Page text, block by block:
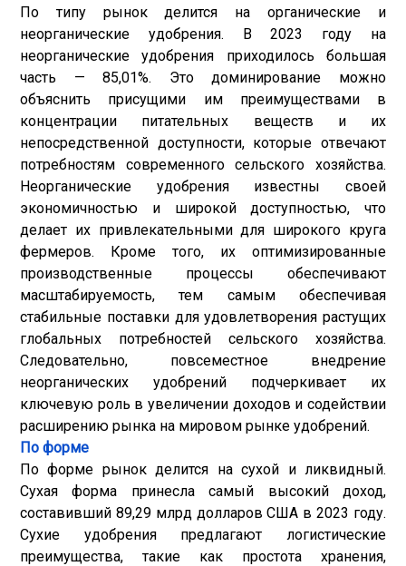
По типу рынок делится на органические и
неорганические удобрения. В 2023 году на
неорганические удобрения приходилось большая
часть — 85,01%. Это доминирование можно
объяснить присущими им преимуществами в
концентрации питательных веществ и их
непосредственной доступности, которые отвечают
потребностям современного сельского хозяйства.
Неорганические удобрения известны своей
экономичностью и широкой доступностью, что
делает их привлекательными для широкого круга
фермеров. Кроме того, их оптимизированные
производственные процессы обеспечивают
масштабируемость, тем самым обеспечивая
стабильные поставки для удовлетворения растущих
глобальных потребностей сельского хозяйства.
Следовательно, повсеместное внедрение
неорганических удобрений подчеркивает их
ключевую роль в увеличении доходов и содействии
расширению рынка на мировом рынке удобрений.
По форме
По форме рынок делится на сухой и ликвидный.
Сухая форма принесла самый высокий доход,
составивший 89,29 млрд долларов США в 2023 году.
Сухие удобрения предлагают логистические
преимущества, такие как простота хранения,